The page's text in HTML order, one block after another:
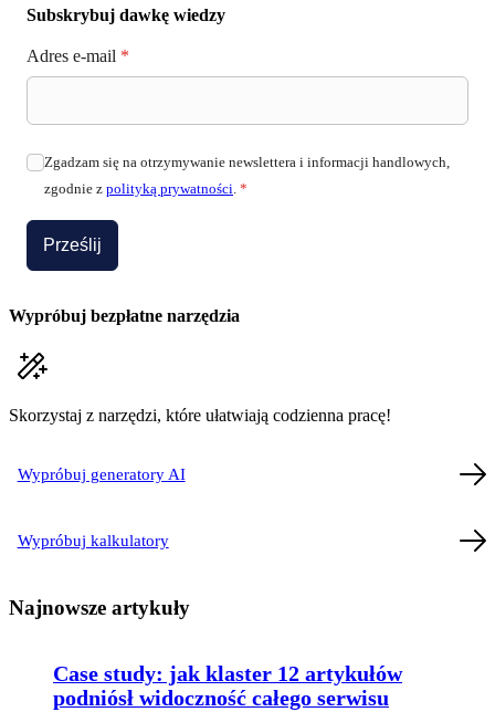
Subskrybuj dawkę wiedzy
Adres e-mail *
Zgadzam się na otrzymywanie newslettera i informacji handlowych,
zgodnie z polityką prywatności. *
Prześlij
Wypróbuj bezpłatne narzędzia
Skorzystaj z narzędzi, które ułatwiają codzienna pracę!
Wypróbuj generatory AI
Wypróbuj kalkulatory
Najnowsze artykuły
Case study: jak klaster 12 artykułów
podniósł widoczność całego serwisu